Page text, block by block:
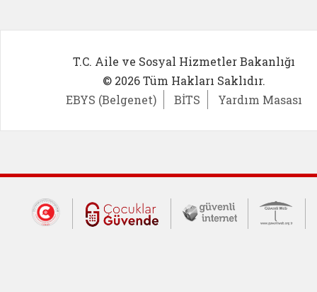
T.C. Aile ve Sosyal Hizmetler Bakanlığı
© 2026 Tüm Hakları Saklıdır.
EBYS (Belgenet)
BİTS Yardım Masası
Dış Bağlantılar
Cumhurbaşkanlığı İletişim Merkezi
Çocuklar Güvende (yeni
Güvenli